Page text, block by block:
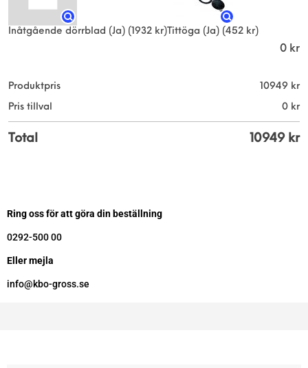
Inåtgående dörrblad (Ja) (1932 kr) Tittöga (Ja) (452 kr)
0 kr
Produktpris 10949 kr
Pris tillval
0 kr
Total 10949 kr
Ring oss för att göra din beställning
0292-500 00
Eller mejla
info@kbo-gross.se